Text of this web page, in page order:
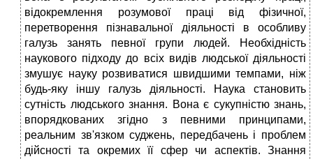
відокремлення розумової праці від фізичної,
перетворення пізнавальної діяльності в особливу
галузь занять певної групи людей. Необхідність
наукового підходу до всіх видів людської діяльності
змушує науку розвиватися швидшими темпами, ніж
будь-яку іншу галузь діяльності. Наука становить
сутність людського знання. Вона є сукупністю знань,
впорядкованих згідно з певними принципами,
реальним зв'язком суджень, передбачень і проблем
дійсності та окремих її сфер чи аспектів. Знання